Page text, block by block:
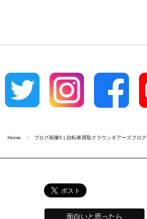
Home ブログ画像5 | 自転車買取クラウンギアーズブログ
面白いと思ったら